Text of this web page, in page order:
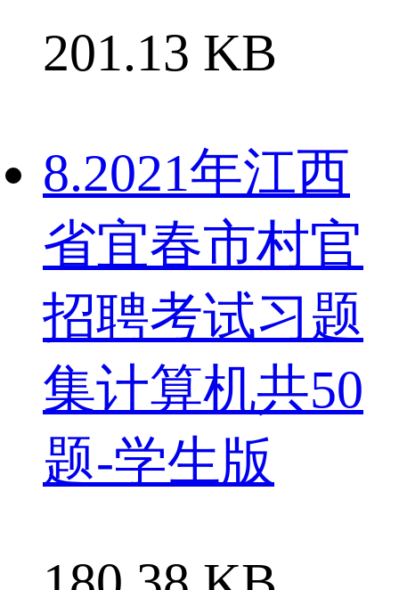
201.13 KB
8.2021年江西
省宜春市村官
招聘考试习题
集计算机共50
题-学生版